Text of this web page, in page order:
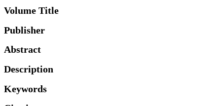
Volume Title
Publisher
Abstract
Description
Keywords